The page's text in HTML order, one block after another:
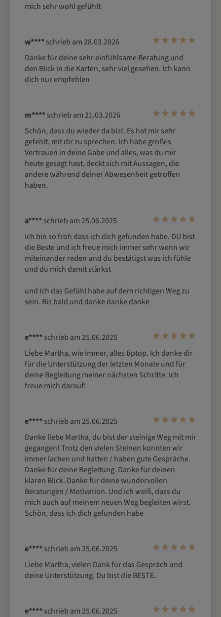
mich sehr wohl gefühlt
w****schrieb am 28.03.2026
Danke für deine sehr einfühlsame Beratung und
den Blick in die Karten, sehr viel gesehen. Ich kann
dich nur empfehlen
m****schrieb am 21.03.2026
Schön, dass du wieder da bist. Es hat mir sehr
gefehlt, mit dir zu sprechen. Ich habe großes
Vertrauen in deine Gabe und alles, was du mir
heute gesagt hast, deckt sich mit Aussagen, die
andere während deiner Abwesenheit getroffen
haben.
a****schrieb am 25.06.2025
Ich bin so froh dass ich dich gefunden habe. DU bist
die Beste und ich freue mich immer sehr wenn wir
miteinander reden und du bestätigst was ich fühle
und du mich damit stärkst
und ich das Gefühl habe auf dem richtigen Weg zu
sein. Bis bald und danke danke danke
e****schrieb am 25.06.2025
Liebe Martha, wie immer, alles tiptop. Ich danke dir
für die Unterstützung der letzten Monate und für
deine Begleitung meiner nächsten Schritte. Ich
freue mich darauf!
e****schrieb am 25.06.2025
Danke liebe Martha, du bist der steinige Weg mit mir
gegangen! Trotz den vielen Steinen konnten wir
immer lachen und hatten / haben gute Gespräche.
Danke für deine Begleitung. Danke für deinen
klaren Blick. Danke für deine wundervollen
Beratungen / Motivation. Und ich weiß, dass du
mich auch auf meinem neuen Weg begleiten wirst.
Schön, dass ich dich gefunden habe
e****schrieb am 25.06.2025
Liebe Martha, vielen Dank für das Gespräch und
deine Unterstützung. Du bist die BESTE.
e****schrieb am 25.06.2025